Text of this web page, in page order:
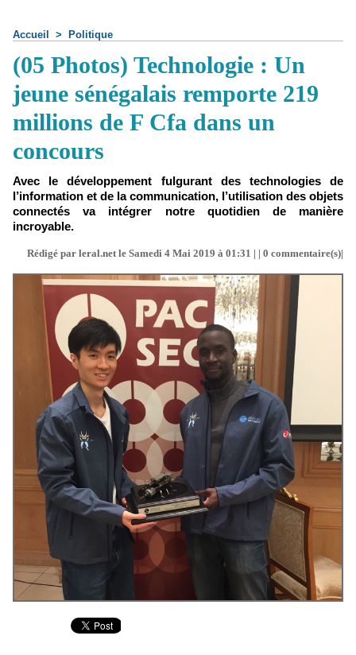
Accueil > Politique
(05 Photos) Technologie : Un
jeune sénégalais remporte 219
millions de F Cfa dans un
concours
Avec le développement fulgurant des technologies de
l’information et de la communication, l’utilisation des objets
connectés va intégrer notre quotidien de manière
incroyable.
Rédigé par leral.net le Samedi 4 Mai 2019 à 01:31 | | 0 commentaire(s)|